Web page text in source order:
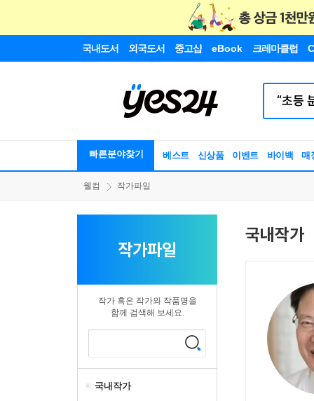
국내도서 외국도서 중고샵 eBook 크레마클럽
빠른분야찾기 베스트 신상품 이벤트 바이백 매
웰컴 작가파일
작가파일
작가 혹은 작가와 작품명을
함께 검색해 보세요.
국내작가
국내작가